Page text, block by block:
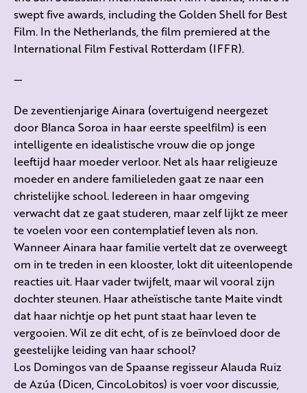
swept five awards, including the Golden Shell for Best
Film. In the Netherlands, the film premiered at the
International Film Festival Rotterdam (IFFR).
—
De zeventienjarige Ainara (overtuigend neergezet
door Blanca Soroa in haar eerste speelfilm) is een
intelligente en idealistische vrouw die op jonge
leeftijd haar moeder verloor. Net als haar religieuze
moeder en andere familieleden gaat ze naar een
christelijke school. Iedereen in haar omgeving
verwacht dat ze gaat studeren, maar zelf lijkt ze meer
te voelen voor een contemplatief leven als non.
Wanneer Ainara haar familie vertelt dat ze overweegt
om in te treden in een klooster, lokt dit uiteenlopende
reacties uit. Haar vader twijfelt, maar wil vooral zijn
dochter steunen. Haar atheïstische tante Maite vindt
dat haar nichtje op het punt staat haar leven te
vergooien. Wil ze dit echt, of is ze beïnvloed door de
geestelijke leiding van haar school?
Los Domingos van de Spaanse regisseur Alauda Ruiz
de Azúa (Dicen, CincoLobitos) is voer voor discussie,